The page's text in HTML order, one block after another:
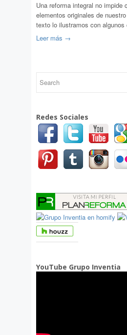
Una reforma integral no impide
elementos originales de
texto lo ilustramos con algunos
Leer más →
Redes Sociales
YouTube Grupo Inventia